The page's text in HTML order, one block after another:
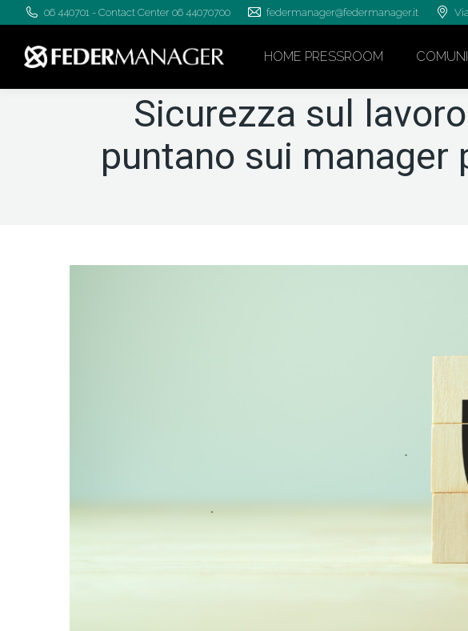
06 440701 - Contact Center 06 44070700 federmanager@federmanager.it
HOME PRESSROOM
Sicurezza sul
puntano sui manager